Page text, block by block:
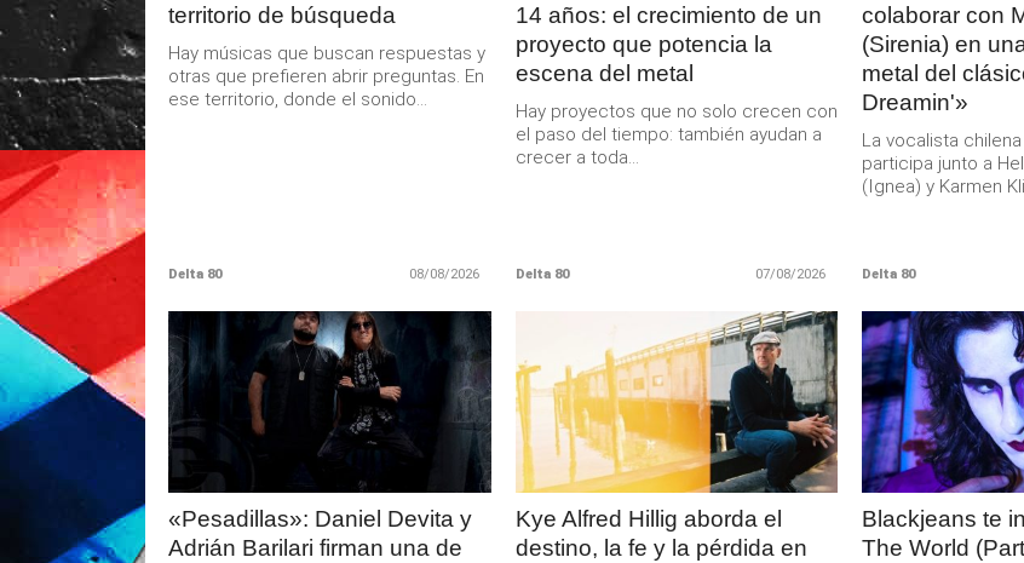
territorio de búsqueda
Hay músicas que buscan respuestas y
otras que prefieren abrir preguntas. En
ese territorio, donde el sonido...
Delta 80 08/08/2026
14 años: el crecimiento de un
proyecto que potencia la
escena del metal
Hay proyectos que no solo crecen con
el paso del tiempo: también ayudan a
crecer a toda...
Delta 80 07/08/2026
colaborar con
(Sirenia) en
metal del
Dreamin'»
La vocalista
participa junto a
(Ignea) y Karmen
Delta 80
LEER
MAS
«Pesadillas»: Daniel Devita y
Adrián Barilari firman una de
LEER
MAS
Kye Alfred Hillig aborda el
destino, la fe y la pérdida en
Blackjeans te
The World